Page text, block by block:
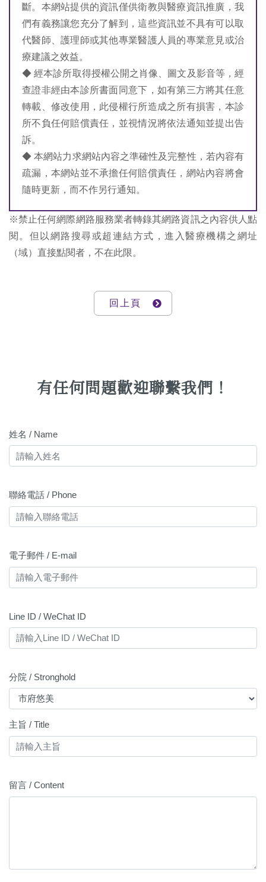
斷。本網站提供的資訊僅供衛教與醫療資訊推廣，我
們有義務讓您充分了解到，這些資訊並不具有可以取
代醫師、護理師或其他專業醫護人員的專業意見或治
療建議之效益。
◆ 經本診所取得授權公開之肖像、圖文及影音等，經
查證非經由本診所書面同意下，如有第三方將其任意
轉載、修改使用，此侵權行所造成之所有損害，本診
所不負任何賠償責任，並視情況將依法通知並提出告
訴。
◆ 本網站力求網站內容之準確性及完整性，若內容有
疏漏，本網站並不承擔任何賠償責任，網站內容將會
隨時更新，而不作另行通知。
※禁止任何網際網路服務業者轉錄其網路資訊之內容供人點
閱。但以網路搜尋或超連結方式，進入醫療機構之網址
（域）直接點閱者，不在此限。
回上頁
有任何問題歡迎聯繫我們！
姓名 / Name
聯絡電話 / Phone
電子郵件 / E-mail
Line ID / WeChat ID
分院 / Stronghold
主旨 / Title
留言 / Content